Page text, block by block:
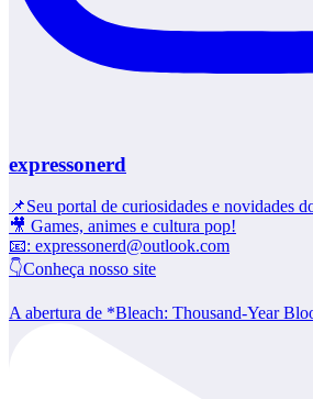
expressonerd
📌Seu portal de curiosidades e novidades
🎥 Games, animes e cultura pop!
📧: expressonerd@outlook.com
👇Conheça nosso site
A abertura de *Bleach: Thousand-Year